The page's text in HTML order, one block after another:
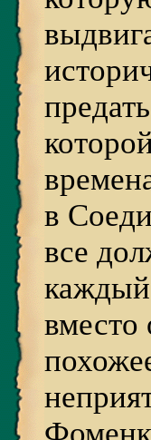
в
все
каждый
вместо